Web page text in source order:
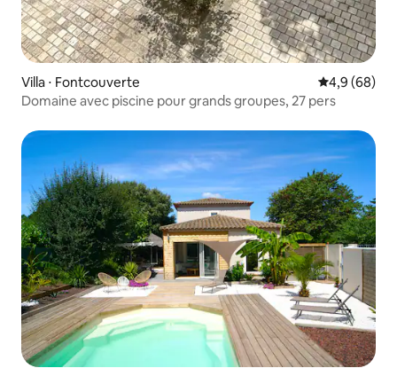
Villa ⋅ Fontcouverte Évaluation
4,9 (68)
Domaine avec piscine pour grands groupes, 27 pers